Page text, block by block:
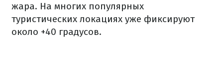
жара. На многих популярных
туристических локациях уже фиксируют
около +40 градусов.